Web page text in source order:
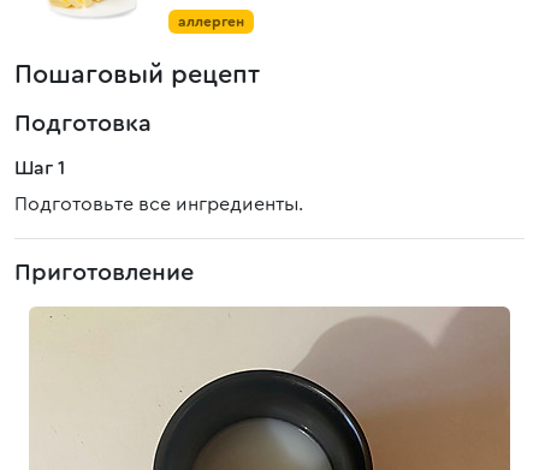
аллерген
Пошаговый рецепт
Подготовка
Шаг 1
Подготовьте все ингредиенты.
Приготовление